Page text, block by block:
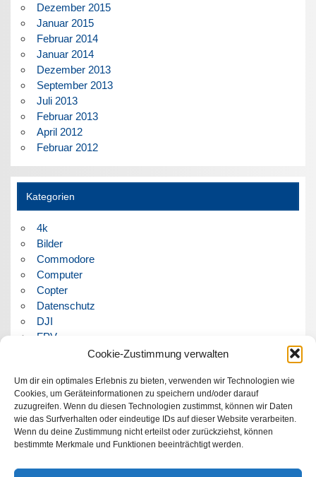
Cookie-Zustimmung verwalten
Um dir ein optimales Erlebnis zu bieten, verwenden wir Technologien wie
Cookies, um Geräteinformationen zu speichern und/oder darauf
zuzugreifen. Wenn du diesen Technologien zustimmst, können wir Daten
wie das Surfverhalten oder eindeutige IDs auf dieser Website verarbeiten.
Wenn du deine Zustimmung nicht erteilst oder zurückziehst, können
bestimmte Merkmale und Funktionen beeinträchtigt werden.
Dezember 2015
Januar 2015
Februar 2014
Januar 2014
Dezember 2013
September 2013
Juli 2013
Februar 2013
April 2012
Februar 2012
Kategorien
4k
Bilder
Commodore
Computer
Copter
Datenschutz
DJI
FPV
Panorama
Politik
Retrocomputer
Uncategorized
Video